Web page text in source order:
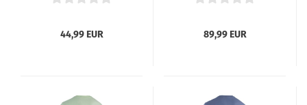
44,99 EUR 89,99 EUR